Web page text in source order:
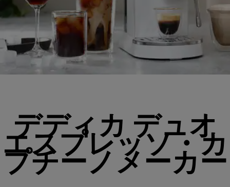
デディカ デュオ
エスプレッソ・カ
プチーノメーカー